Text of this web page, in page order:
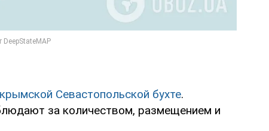
Севастопольской бухте.
за количеством, размещением и